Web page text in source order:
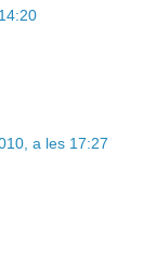
a les 17:27